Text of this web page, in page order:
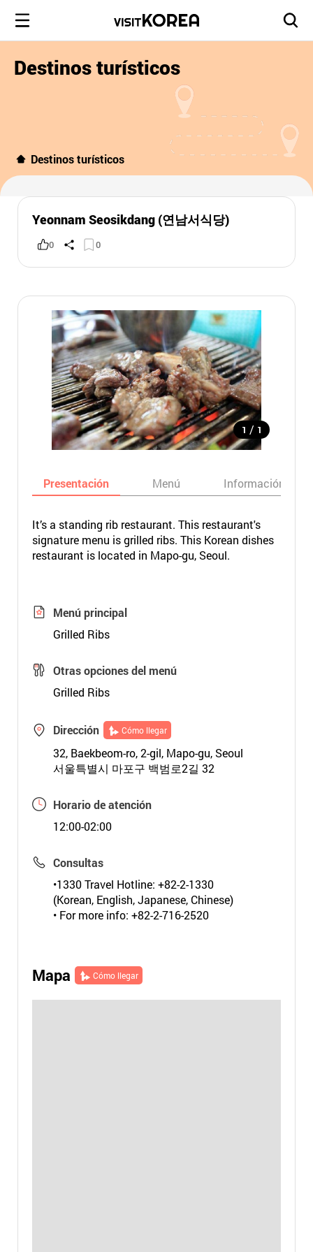
Destinos turísticos
Destinos turísticos
Yeonnam Seosikdang (연남서식당)
0 0
1 / 1
Presentación Menú Información
It’s a standing rib restaurant. This restaurant's
signature menu is grilled ribs. This Korean dishes
restaurant is located in Mapo-gu, Seoul.
Menú principal
Grilled Ribs
Otras opciones del menú
Grilled Ribs
Dirección Cómo llegar
32, Baekbeom-ro, 2-gil, Mapo-gu, Seoul
서울특별시 마포구 백범로2길 32
Horario de atención
12:00-02:00
Consultas
•1330 Travel Hotline: +82-2-1330
(Korean, English, Japanese, Chinese)
• For more info: +82-2-716-2520
Mapa Cómo llegar